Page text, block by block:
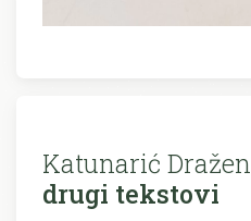
Katunarić
drugi tekstovi